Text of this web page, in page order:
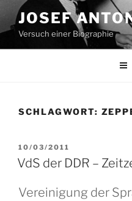
Inhalt
springen
JOSEF
Versuch einer Biographie
SCHLAGWORT:
VERÖFFENTLICHT
AM
10/03/2011
VdS der DDR –
Vereinigung der